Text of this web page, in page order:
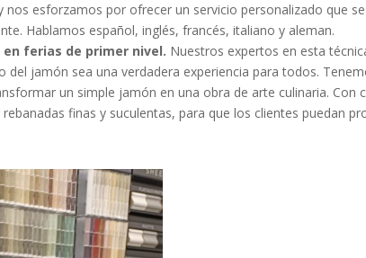
esforzamos por ofrecer un servicio personalizado que se
Hablamos español, inglés, francés, italiano y aleman.
ferias de primer nivel. Nuestros expertos en esta
del jamón sea una verdadera experiencia para todos.
un simple jamón en una obra de arte culinaria. Con
finas y suculentas, para que los clientes puedan